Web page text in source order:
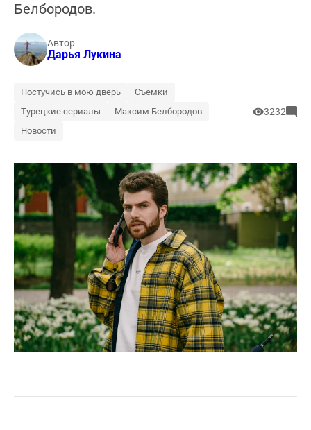
Белбородов.
Автор
Дарья Лукина
Постучись в мою дверь
Съемки
Турецкие сериалы
Максим Белбородов
Новости
3232